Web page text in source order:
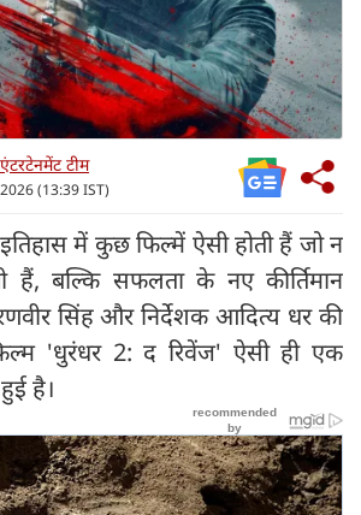
टीम
(13:39 IST)
में कुछ फिल्में ऐसी होती हैं जो न
हैं, बल्कि सफलता के नए कीर्तिमान
सिंह और निर्देशक आदित्य धर की
'धुरंधर 2: द रिवेंज' ऐसी ही एक
है।